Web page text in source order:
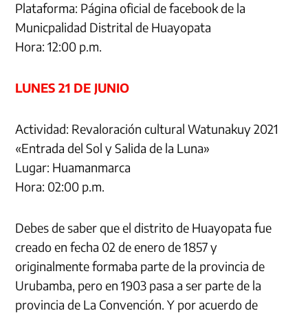
Plataforma: Página oficial de facebook de la
Municpalidad Distrital de Huayopata
Hora: 12:00 p.m.
LUNES 21 DE JUNIO
Actividad: Revaloración cultural Watunakuy 2021
«Entrada del Sol y Salida de la Luna»
Lugar: Huamanmarca
Hora: 02:00 p.m.
Debes de saber que el distrito de Huayopata fue
creado en fecha 02 de enero de 1857 y
originalmente formaba parte de la provincia de
Urubamba, pero en 1903 pasa a ser parte de la
provincia de La Convención. Y por acuerdo de